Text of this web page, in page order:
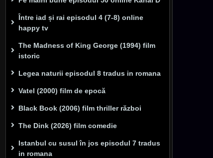
Între iad și rai episodul 4 (7-8) online
happy tv
The Madness of King George (1994) film
istoric
Legea naturii episodul 8 tradus in romana
Vatel (2000) film de epocă
Black Book (2006) film thriller război
The Dink (2026) film comedie
Istanbul cu susul în jos episodul 7 tradus
in romana